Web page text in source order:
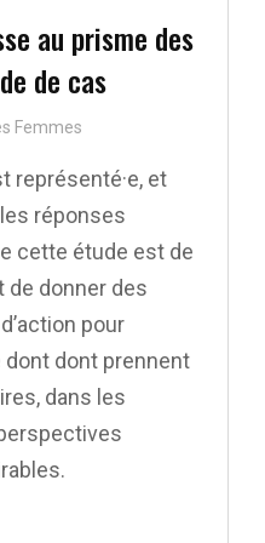
au prisme des
de cas
Femmes
représenté·e, et
réponses
cette étude est de
de donner des
pour
dont dont prennent
dans les